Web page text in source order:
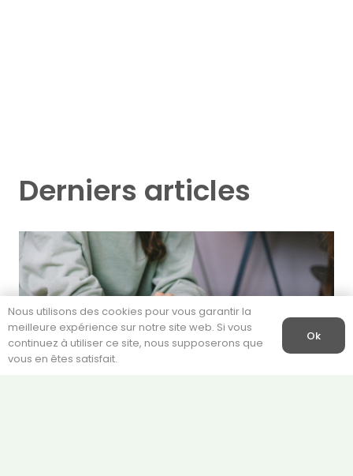
Derniers articles
Nous utilisons des cookies pour vous garantir la
meilleure expérience sur notre site web. Si vous
continuez à utiliser ce site, nous supposerons que
vous en êtes satisfait.
Ok